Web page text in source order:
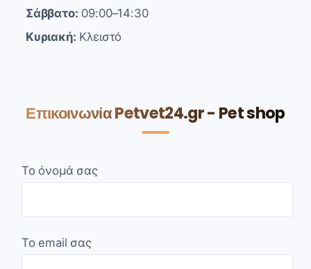
Σάββατο: 09:00–14:30
Κυριακή: Κλειστό
Επικοινωνία Petvet24.gr - Pet shop
Το όνομά σας
Το email σας